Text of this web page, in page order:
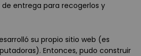
entrega para recogerlos y
su propio sitio web (es
Entonces, pudo construir